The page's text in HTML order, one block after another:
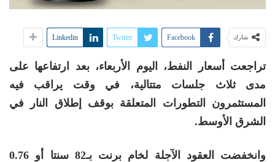
شارك Facebook
Twitter
Linkedin
تراجعت أسعار النفط، اليوم الأربعاء، بعد ارتفاعها على
مدى ثلاث جلسات متتالية، في وقت يراقب فيه
المستثمرون التطورات المتعلقة بوقف إطلاق النار في
الشرق الأوسط.
وانخفضت العقود الآجلة لخام برنت بـ82 سنتا أو 0.76